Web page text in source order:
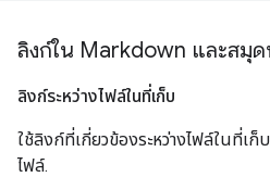
ลิงก์ใน Markdown และสมุ
ลิงก์ระหว่างไฟล์ในที่เก็บ
ใช้ลิงก์ที่เกี่ยวข้องระหว่างไฟล์ในที่เ
ไฟล์.